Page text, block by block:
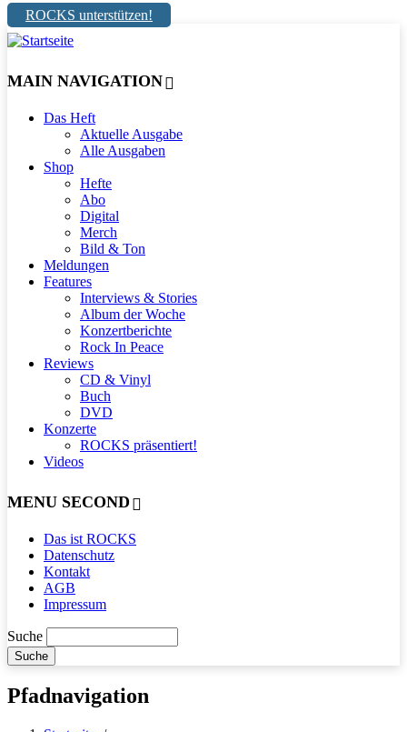
ROCKS unterstützen!
MAIN NAVIGATION
Das Heft
Aktuelle Ausgabe
Alle Ausgaben
Shop
Hefte
Abo
Digital
Merch
Bild & Ton
Meldungen
Features
Interviews & Stories
Album der Woche
Konzertberichte
Rock In Peace
Reviews
CD & Vinyl
Buch
DVD
Konzerte
ROCKS präsentiert!
Videos
MENU SECOND
Das ist ROCKS
Datenschutz
Kontakt
AGB
Impressum
Suche
Pfadnavigation